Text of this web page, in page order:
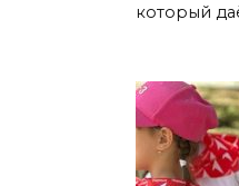
который